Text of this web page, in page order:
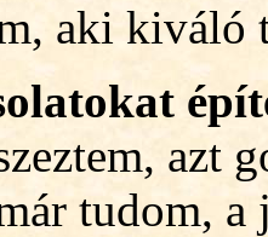
aki kiváló
azt
tudom, a